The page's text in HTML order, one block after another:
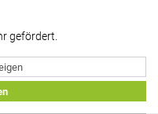
gefördert.